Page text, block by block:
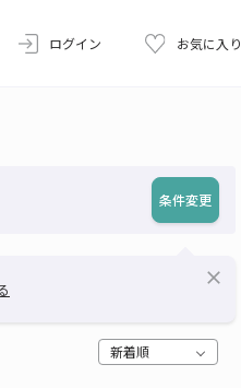
ログイン お気に入り
条件変更
close
新着順